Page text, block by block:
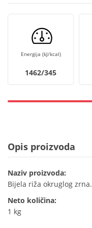
Energija (kJ/kcal)
1462/345
Opis proizvoda
Naziv proizvoda:
Bijela riža okruglog zrna.
Neto količina:
1 kg